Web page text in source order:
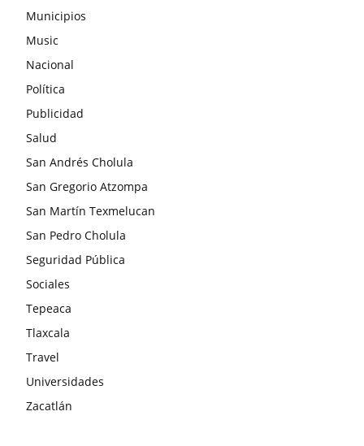
Municipios
Music
Nacional
Política
Publicidad
Salud
San Andrés Cholula
San Gregorio Atzompa
San Martín Texmelucan
San Pedro Cholula
Seguridad Pública
Sociales
Tepeaca
Tlaxcala
Travel
Universidades
Zacatlán